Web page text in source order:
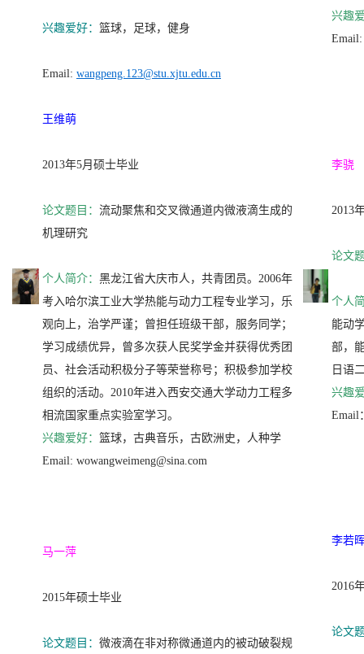
兴趣爱好： 篮球，足球，健身
Email: wangpeng.123@stu.xjtu.edu.cn
兴趣
王维萌
2013年5月硕士毕业
论文题目： 流动聚焦和交叉微通道内微液滴生成的
机理研究
个人简介： 黑龙江省大庆市人，共青团员。2006年
考入哈尔滨工业大学热能与动力工程专业学习，乐
观向上，治学严谨；曾担任班级干部，服务同学；
学习成绩优异，曾多次获人民奖学金并获得优秀团
员、社会活动积极分子等荣誉称号；积极参加学校
组织的活动。2010年进入西安交通大学动力工程多
相流国家重点实验室学习。
兴趣爱好： 篮球，古典音乐，古欧洲史，人种学
Email: wowangweimeng@sina.com
李骁
2013
论文
个人
能动
部，
日语
兴趣
Email
马一萍
2015年硕士毕业
论文题目： 微液滴在非对称微通道内的被动破裂规
李若
2016
论文